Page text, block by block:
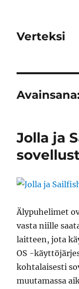
Verteksi
Jolla ja
Älypuhelimet
vasta niille
laitteen, jota
OS -
kohtalaisesti
muutamassa